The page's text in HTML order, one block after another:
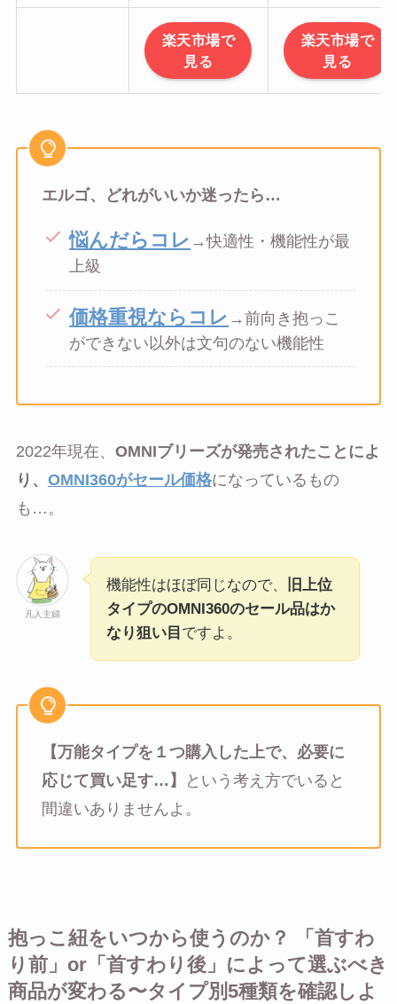
楽天市場で
見る
楽天市場で
見る
エルゴ、どれがいいか迷ったら…
悩んだらコレ →快適性・機能性が最
上級
価格重視ならコレ →前向き抱っこ
ができない以外は文句のない機能性
2022年現在、 OMNIブリーズが発売されたことによ
り、 OMNI360がセール価格になっているもの
も…。
凡人主婦
機能性はほぼ同じなので、
旧上位
タイプのOMNI360のセール品はか
なり狙い目 ですよ。
【万能タイプを１つ購入した上で、必要に
応じて買い足す…】
という考え方でいると
間違いありませんよ。
抱っこ紐をいつから使うのか？ 「首すわ
り前」or「首すわり後」によって選ぶべき
商品が変わる〜タイプ別5種類を確認しよ